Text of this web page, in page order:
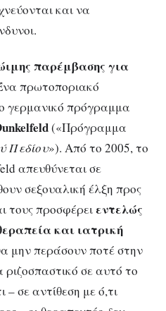
και να
παρέμβασης για
πρωτοποριακό
γερμανικό πρόγραμμα
(«Πρόγραμμα
Πεδίου»). Από το 2005, το
απευθύνεται σε
σεξουαλική έλξη προς
τους προσφέρειεντελώς
και ιατρική
μην περάσουν ποτέ στην
ριζοσπαστικό σε αυτό το
– σε αντίθεση με ό,τι